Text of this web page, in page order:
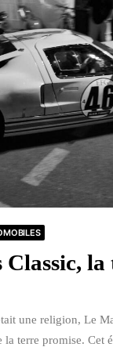
Classic, la
une religion, Le
la terre promise. Cet